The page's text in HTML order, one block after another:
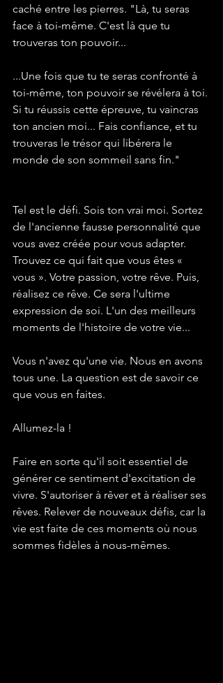
caché entre les pierres. "Là, tu seras
face à toi-même. C'est là que tu
trouveras ton pouvoir...
...Une fois que tu te seras confronté à
toi-même, ton pouvoir se révélera à toi.
Si tu réussis cette épreuve, tu vaincras
ton ancien moi... Fais confiance, et tu
trouveras le trésor qui libérera le
monde de son sommeil sans fin."
Tel est le défi. Sois ton vrai moi. Sortez
de l'ancienne fausse personnalité que
vous avez créée pour vous adapter.
Trouvez ce qui fait que vous êtes «
vous ». Votre passion, votre rêve. Puis,
réalisez ce rêve. Ce sera l'ultime
expression de soi. L'un des meilleurs
moments de l'histoire de votre vie...
Vous n'avez qu'une vie. Nous en avons
tous une. La question est de savoir ce
que vous en faites.
Allumez-la !
Faire en sorte qu'il soit essentiel de
générer ce sentiment d'excitation de
vivre. S'autoriser à rêver et à réaliser ses
rêves. Relever de nouveaux défis, car la
vie est faite de ces moments où nous
sommes fidèles à nous-mêmes.